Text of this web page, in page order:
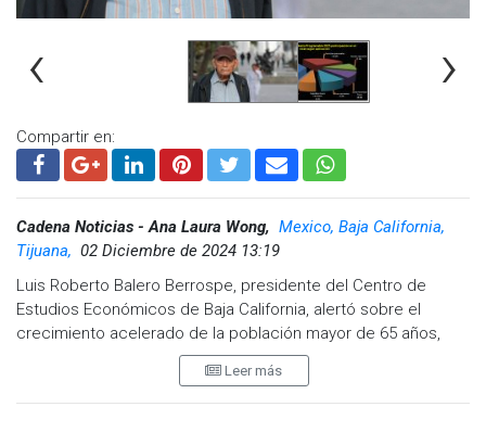
‹ ›
Compartir en:
Cadena Noticias - Ana Laura Wong, Mexico, Baja California,
Tijuana, 02 Diciembre de 2024 13:19
Luis Roberto Balero Berrospe, presidente del Centro de
Estudios Económicos de Baja California, alertó sobre el
crecimiento acelerado de la población mayor de 65 años,
que ya supera a los niños menores de 5.
Leer más